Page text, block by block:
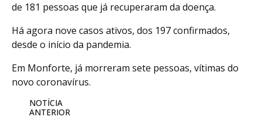
de 181 pessoas que já recuperaram da doença.
Há agora nove casos ativos, dos 197 confirmados,
desde o início da pandemia.
Em Monforte, já morreram sete pessoas, vítimas do
novo coronavírus.
NOTÍCIA
ANTERIOR